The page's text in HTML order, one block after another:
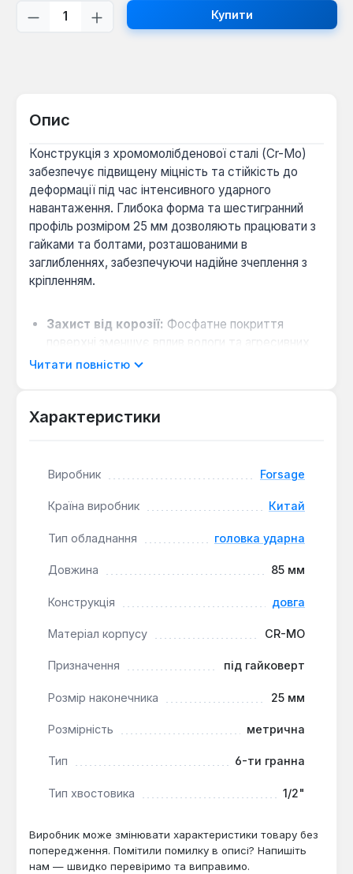
Кількість товару: Введіть потрібну
Купити
Опис
Конструкція з хромомолібденової сталі (Cr-Mo)
забезпечує підвищену міцність та стійкість до
деформації під час інтенсивного ударного
навантаження. Глибока форма та шестигранний
профіль розміром 25 мм дозволяють працювати з
гайками та болтами, розташованими в
заглибленнях, забезпечуючи надійне зчеплення з
кріпленням.
Захист від корозії: Фосфатне покриття
поверхні зменшує вплив вологи та агресивних
середовищ, що подовжує термін служби
приєднувальним квадратом 1/2" розрахований
розміру.
забезпечує достатній виліт для обертання
кріплень, розташованих глибоко, та дозволяє
зручно працювати в обмежених просторах.
інтенсивного використання в автомобільних
майстернях, на виробництві та будівництві, де
великих кріплень під навантаженням.
Читати повністю
Характеристики
Виробник Forsage
Країна виробник Китай
Тип обладнання головка ударна
Довжина 85 мм
Конструкція довга
Матеріал корпусу CR-MO
Призначення під гайковерт
Розмір наконечника 25 мм
Розмірність метрична
Тип 6-ти гранна
Тип хвостовика 1/2"
Виробник може змінювати характеристики товару без
попередження. Помітили помилку в описі? Напишіть
нам — швидко перевіримо та виправимо.